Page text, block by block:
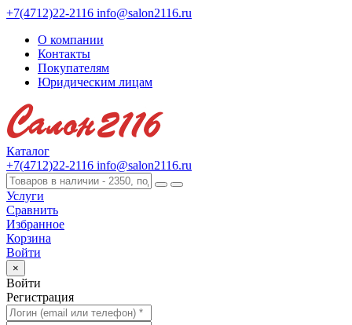
+7(4712)22-2116 info@salon2116.ru
О компании
Контакты
Покупателям
Юридическим лицам
Каталог
+7(4712)22-2116 info@salon2116.ru
Услуги
Сравнить
Избранное
Корзина
Войти
×
Войти
Регистрация